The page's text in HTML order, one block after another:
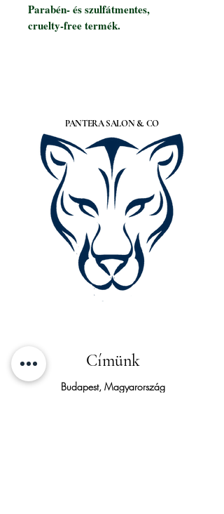
Parabén- és szulfátmentes,
cruelty-free termék.
PANTERA SALON &. CO
Címünk
Budapest, Magyarország